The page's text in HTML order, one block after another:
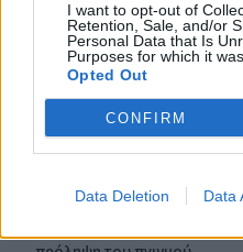
I want to opt-out of
Retention, Sale, and/or
Personal Data that Is
Purposes for which it
Opted Out
CONFIRM
Data Deletion Data
Ο έρωτας θα
ζωδίων τον Αύγουστο
Καύσωνας στο γραφείο:
dress code